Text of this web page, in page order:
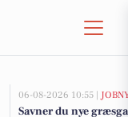
06-08-2026 10:55 |
Savner du nye